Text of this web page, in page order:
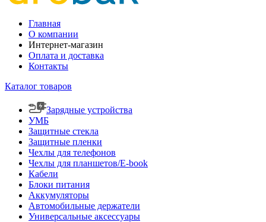
Главная
О компании
Интернет-магазин
Оплата и доставка
Контакты
Каталог товаров
Зарядные устройства
УМБ
Защитные стекла
Защитные пленки
Чехлы для телефонов
Чехлы для планшетов/E-book
Кабели
Блоки питания
Аккумуляторы
Автомобильные держатели
Универсальные аксессуары